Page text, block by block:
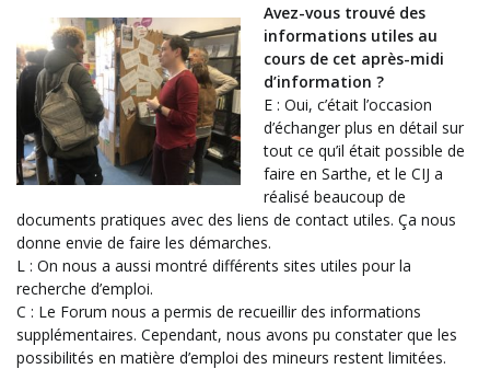
Avez-vous trouvé des
informations utiles au
cours de cet après-midi
d’information ?
E : Oui, c’était l’occasion
d’échanger plus en détail sur
tout ce qu’il était possible de
faire en Sarthe, et le CIJ a
réalisé beaucoup de
documents pratiques avec des liens de contact utiles. Ça nous
donne envie de faire les démarches.
L : On nous a aussi montré différents sites utiles pour la
recherche d’emploi.
C : Le Forum nous a permis de recueillir des informations
supplémentaires. Cependant, nous avons pu constater que les
possibilités en matière d’emploi des mineurs restent limitées.